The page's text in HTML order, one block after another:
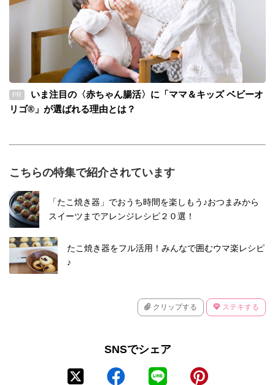
PR
いま注目の〈赤ちゃん腸活〉に「ママ＆キッズ ベビーオ
リゴ®」が選ばれる理由とは？
こちらの特集で紹介されています
「たこ焼き器」でおうち時間を楽しもう♪おつまみから
スイーツまでアレンジレシピ２０選！
たこ焼き器をフル活用！みんなで囲むウマ楽レシピ
♪
クリップする ステキする
SNSでシェア